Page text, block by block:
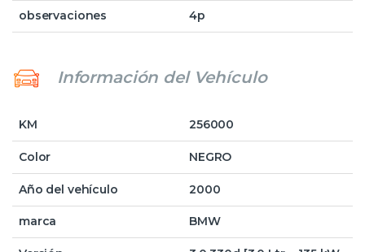
observaciones 4p
Información del Vehículo
KM 256000
Color NEGRO
Año del vehículo 2000
marca BMW